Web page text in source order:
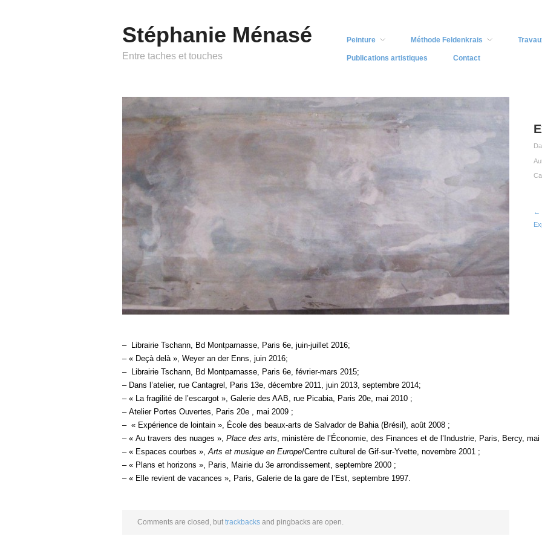
Stéphanie Ménasé
Entre taches et touches
Peinture Méthode Feldenkrais
Publications artistiques Contact
←
– Librairie Tschann, Bd Montparnasse, Paris 6e, juin-juillet 2016;
– « Deçà delà », Weyer an der Enns, juin 2016;
– Librairie Tschann, Bd Montparnasse, Paris 6e, février-mars 2015;
– Dans l’atelier, rue Cantagrel, Paris 13e, décembre 2011, juin 2013, septembre 2014;
– « La fragilité de l’escargot », Galerie des AAB, rue Picabia, Paris 20e, mai 2010 ;
– Atelier Portes Ouvertes, Paris 20e , mai 2009 ;
– « Expérience de lointain », École des beaux-arts de Salvador de Bahia (Brésil), août 2008 ;
– « Au travers des nuages », Place des arts, ministère de l’Économie, des Finances et de l’Industrie, Paris, Bercy, mai
– « Espaces courbes »,Arts et musique en Europe/Centre culturel de Gif-sur-Yvette, novembre 2001 ;
– « Plans et horizons », Paris, Mairie du 3e arrondissement, septembre 2000 ;
– « Elle revient de vacances », Paris, Galerie de la gare de l’Est, septembre 1997.
Comments are closed, but trackbacks and pingbacks are open.